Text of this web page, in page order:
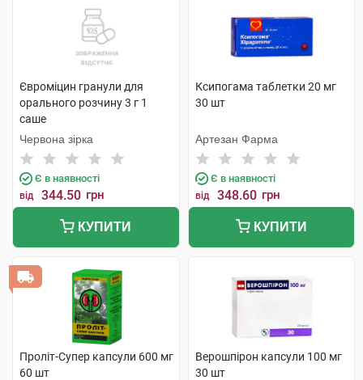
Євроміцин гранули для
орального розчину 3 г 1
саше
Червона зірка
Є в наявності
від 344.50 грн
КУПИТИ
Ксипогама таблетки 20 мг
30 шт
Артезан Фарма
Є в наявності
від 348.60 грн
КУПИТИ
Проліт-Супер капсули 600 мг
60 шт
Верошпірон капсули 100 мг
30 шт